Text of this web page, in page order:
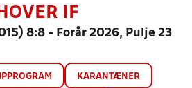
HOVER IF
8:8 - Forår 2026, Pulje 23
KARANTÆNER